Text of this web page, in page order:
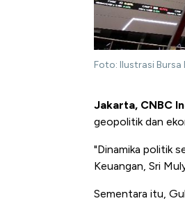
Foto: Ilustrasi
Jakarta, CNBC
geopolitik dan
"Dinamika politik
Keuangan, Sri
Sementara itu,